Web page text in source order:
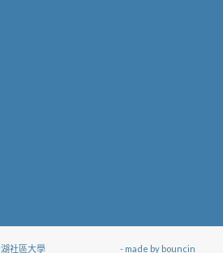
社區大學 - made by bouncin